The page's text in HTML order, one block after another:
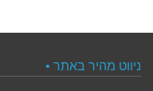
ניווט מהיר באתר •